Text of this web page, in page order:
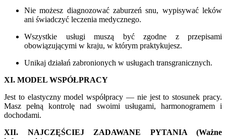
Nie możesz diagnozować zaburzeń snu, wypisywać leków
ani świadczyć leczenia medycznego.
Wszystkie usługi muszą być zgodne z przepisami
obowiązującymi w kraju, w którym praktykujesz.
Unikaj działań zabronionych w usługach transgranicznych.
XI. MODEL WSPÓŁPRACY
Jest to elastyczny model współpracy — nie jest to stosunek pracy.
Masz pełną kontrolę nad swoimi usługami, harmonogramem i
dochodami.
XII. NAJCZĘŚCIEJ ZADAWANE PYTANIA (Ważne